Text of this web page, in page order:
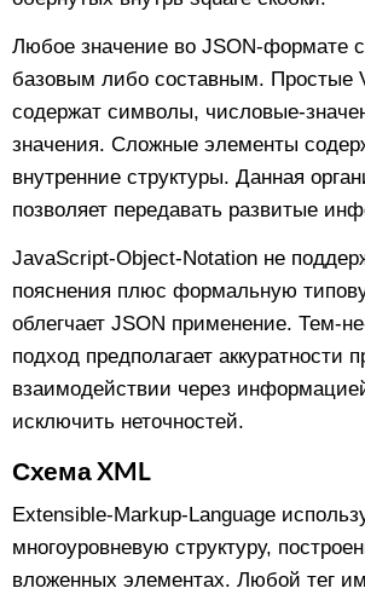
Любое значение во JSON-формате
базовым либо составным. Простые
содержат символы, числовые-
значения. Сложные элементы
внутренние структуры. Данная
позволяет передавать развитые
JavaScript-Object-Notation не
пояснения плюс формальную
облегчает JSON применение. Тем-
подход предполагает аккуратности
взаимодействии через
исключить неточностей.
Схема XML
Extensible-Markup-Language
многоуровневую структуру,
вложенных элементах. Любой тег